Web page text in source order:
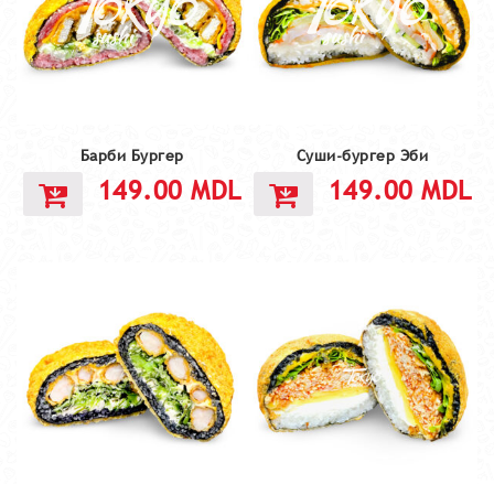
Барби Бургер
149.00 MDL
Суши-бургер Эби
149.00 MDL